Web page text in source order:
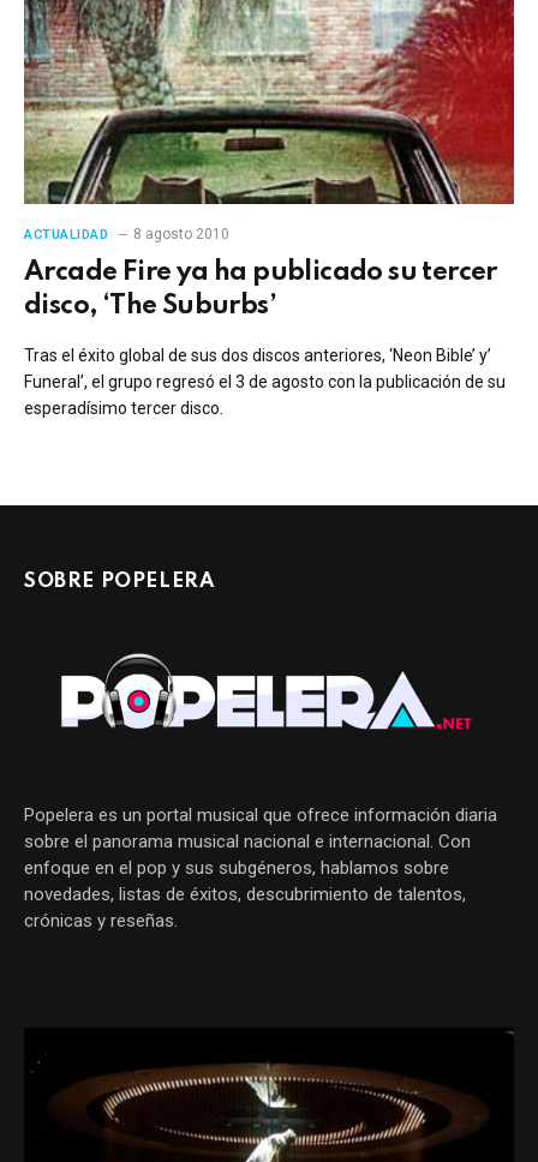
ACTUALIDAD 8 agosto 2010
Arcade Fire ya ha publicado su tercer
disco, ‘The Suburbs’
Tras el éxito global de sus dos discos anteriores, ‘Neon Bible’ y’
Funeral’, el grupo regresó el 3 de agosto con la publicación de su
esperadísimo tercer disco.
SOBRE POPELERA
Popelera es un portal musical que ofrece información diaria
sobre el panorama musical nacional e internacional. Con
enfoque en el pop y sus subgéneros, hablamos sobre
novedades, listas de éxitos, descubrimiento de talentos,
crónicas y reseñas.